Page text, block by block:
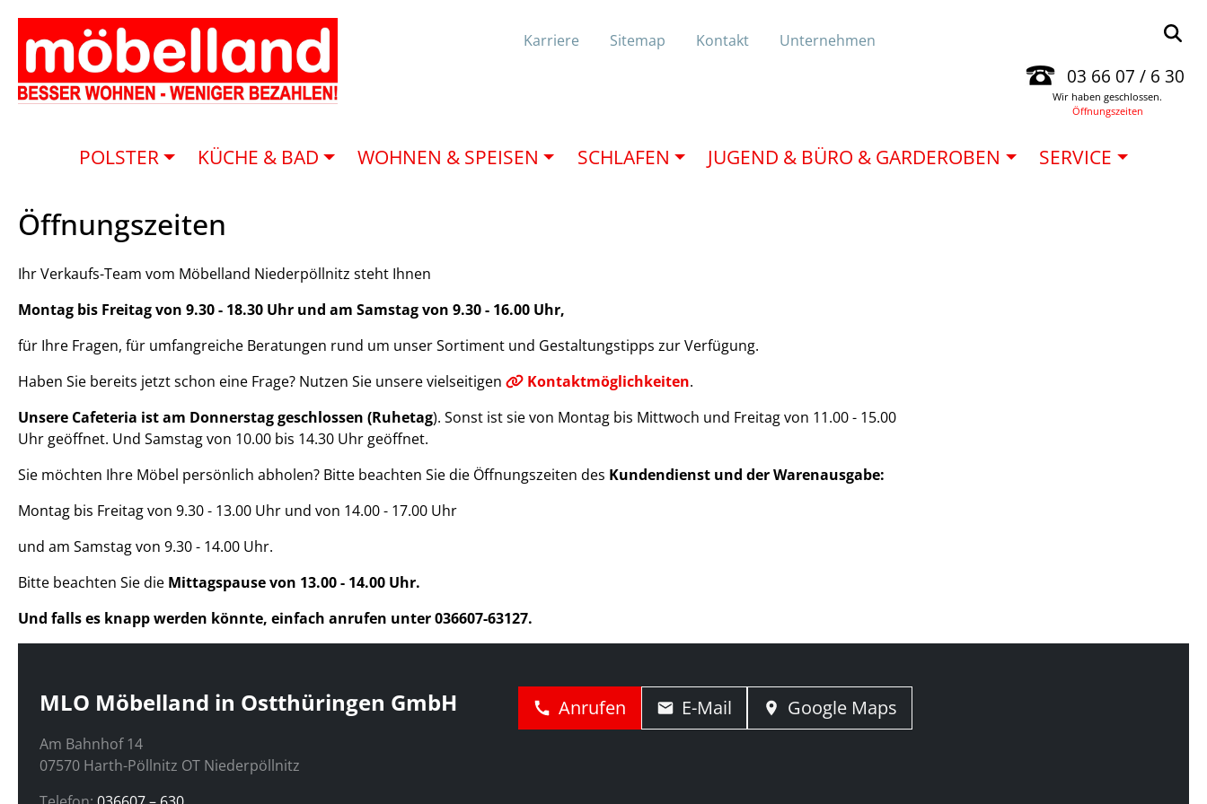
Karriere Sitemap Kontakt Unternehmen
Wir haben geschlossen.
Öffnungszeiten
03 66 07 / 6 30
POLSTER KÜCHE & BAD WOHNEN & SPEISEN SCHLAFEN JUGEND & BÜRO & GARDEROBEN SERVICE
Öff­nungs­zei­ten
Ihr Verkaufs-Team vom Möbelland Niederpöllnitz steht Ihnen
Montag bis Freitag von 9.30 - 18.30 Uhr und am Samstag von 9.30 - 16.00 Uhr,
für Ihre Fragen, für umfangreiche Beratungen rund um unser Sortiment und Gestaltungstipps zur Verfügung.
Haben Sie bereits jetzt schon eine Frage? Nutzen Sie unsere vielseitigen
Kontaktmöglichkeiten.
Unsere Cafeteria ist am Donnerstag geschlossen (Ruhetag). Sonst ist sie von Montag bis Mittwoch und Freitag von 11.00 - 15.00
Uhr geöffnet. Und Samstag von 10.00 bis 14.30 Uhr geöffnet.
Sie möchten Ihre Möbel persönlich abholen? Bitte beachten Sie die Öffnungszeiten des Kundendienst und der Warenausgabe:
Montag bis Freitag von 9.30 - 13.00 Uhr und von 14.00 - 17.00 Uhr
und am Samstag von 9.30 - 14.00 Uhr.
Bitte beachten Sie die Mittagspause von 13.00 - 14.00 Uhr.
Und falls es knapp werden könnte, einfach anrufen unter 036607-63127.
Website Footer
MLO Möbelland in Ostthüringen GmbH
Am Bahnhof 14
07570 Harth-Pöllnitz OT Niederpöllnitz
Anrufen E-Mail Google Maps